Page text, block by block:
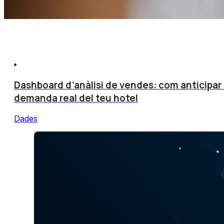
Dashboard d’anàlisi de vendes: com anticipar
demanda real del teu hotel
Dades